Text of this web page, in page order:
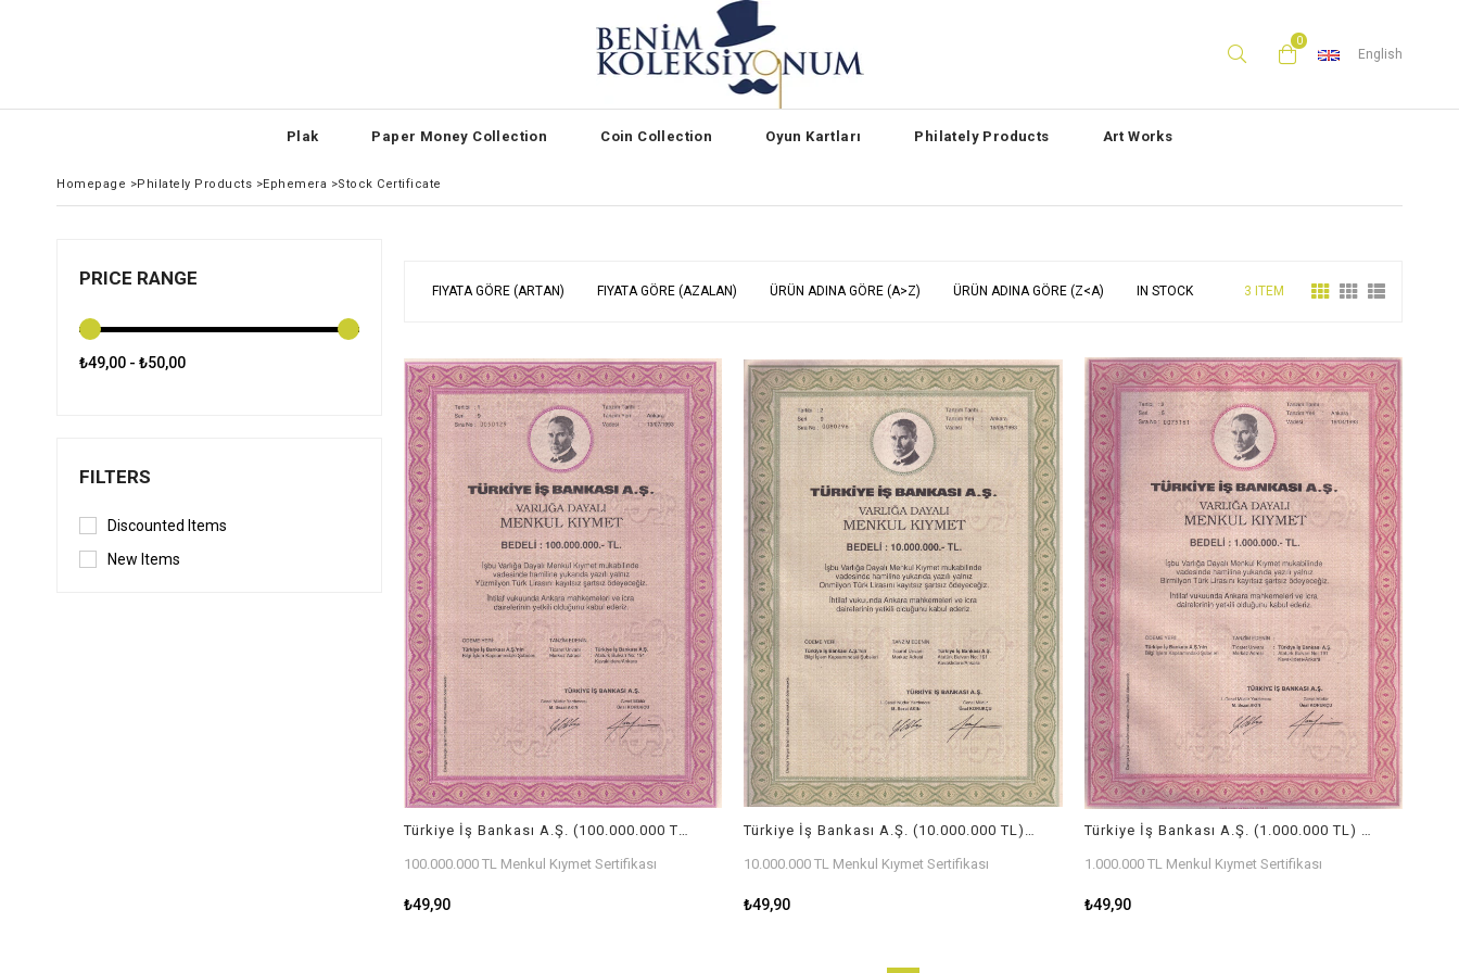
0
English
Plak Paper Money Collection Coin Collection Oyun Kartları Philately Products Art Works
Homepage >Philately Products >Ephemera >Stock Certificate
PRICE RANGE
₺49,00 - ₺50,00
FILTERS
Discounted Items
New Items
FIYATA GÖRE (ARTAN) FIYATA GÖRE (AZALAN) ÜRÜN ADINA GÖRE (A>Z) ÜRÜN ADINA GÖRE (Z<A) IN STOCK 3 ITEM
100.000.000 TL Menkul Kıymet Sertifikası
₺49,90
10.000.000 TL Menkul Kıymet Sertifikası
₺49,90
1.000.000 TL Menkul Kıymet Sertifikası
₺49,90